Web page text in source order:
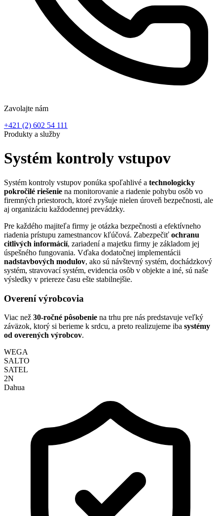
Zavolajte nám
+421 (2) 602 54 111
Produkty a služby
Systém kontroly vstupov
Systém kontroly vstupov ponúka spoľahlivé a technologicky
pokročilé riešenie na monitorovanie a riadenie pohybu osôb vo
firemných priestoroch, ktoré zvyšuje nielen úroveň bezpečnosti, ale
aj organizáciu každodennej prevádzky.
Pre každého majiteľa firmy je otázka bezpečnosti a efektívneho
riadenia prístupu zamestnancov kľúčová. Zabezpečiť ochranu
citlivých informácií, zariadení a majetku firmy je základom jej
úspešného fungovania. Vďaka dodatočnej implementácii
nadstavbových modulov, ako sú návštevný systém, dochádzkový
systém, stravovací systém, evidencia osôb v objekte a iné, sú naše
výsledky v priereze času ešte stabilnejšie.
Overení výrobcovia
Viac než 30-ročné pôsobenie na trhu pre nás predstavuje veľký
záväzok, ktorý si berieme k srdcu, a preto realizujeme iba systémy
od overených výrobcov.
WEGA
SALTO
SATEL
2N
Dahua